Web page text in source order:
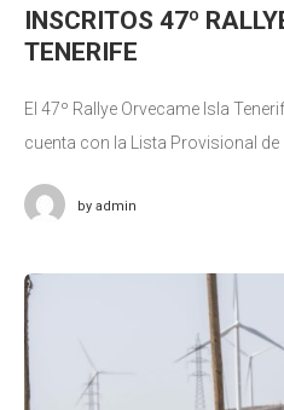
INSCRITOS 47º
TENERIFE
El 47º Rallye Orvecame Isla
cuenta con la Lista Provisional
by admin